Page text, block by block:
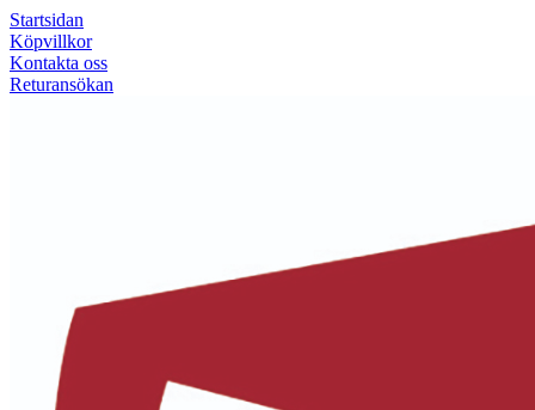
Startsidan
Köpvillkor
Kontakta oss
Returansökan